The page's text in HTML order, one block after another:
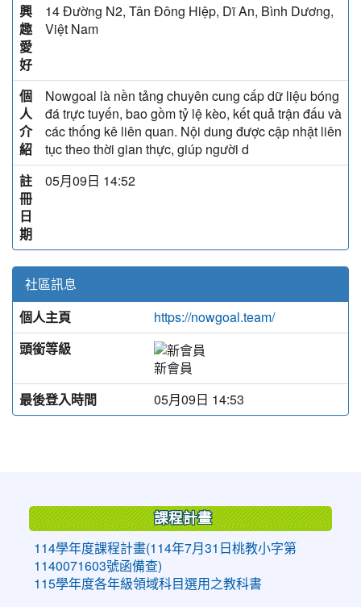
興
趣
愛
好
14 Đường N2, Tân Đông Hiệp, Dĩ An, Bình Dương,
Việt Nam
個
人
介
紹
Nowgoal là nền tảng chuyên cung cấp dữ liệu bóng
đá trực tuyến, bao gồm tỷ lệ kèo, kết quả trận đấu và
các thống kê liên quan. Nội dung được cập nhật liên
tục theo thời gian thực, giúp người d
註
冊
日
期
05月09日 14:52
社區訊息
個人主頁
https://nowgoal.team/
頭銜等級
新會員
最後登入時間
05月09日 14:53
課程計畫
114學年度課程計畫(114年7月31日桃教小字第
1140071603號函備查)
115學年度各年級領域科目選用之教科書